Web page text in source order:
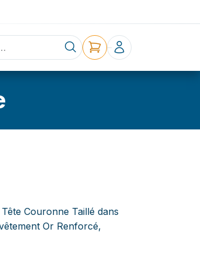
Couronne Taillé dans
Or Renforcé,